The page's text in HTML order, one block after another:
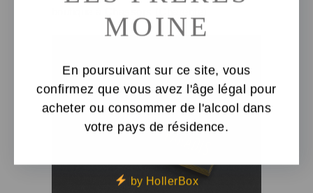
MOINE
En poursuivant sur ce site, vous
confirmez que vous avez l'âge légal pour
acheter ou consommer de l'alcool dans
votre pays de résidence.
by HollerBox